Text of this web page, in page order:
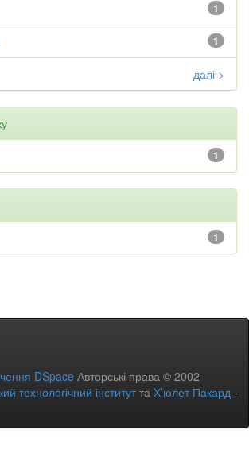
1
1
далі >
1
1
DSpace Авторські права © 2002-
технологічний інститутта Х’юлет Пакард -